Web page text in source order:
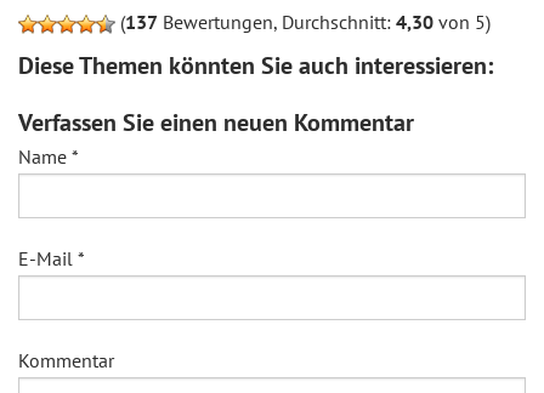
(137 Bewertungen, Durchschnitt: 4,30 von 5)
Diese Themen könnten Sie auch interessieren:
Verfassen Sie einen neuen Kommentar
Name *
E-Mail *
Kommentar